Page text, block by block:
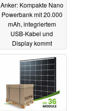
Anker: Kompakte Nano
Powerbank mit 20.000
mAh, integriertem
USB-Kabel und
Display kommt